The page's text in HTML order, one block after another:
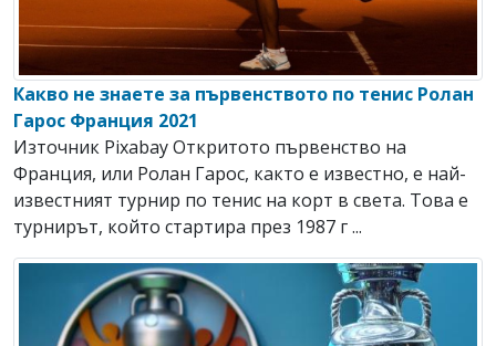
Какво не знаете за първенството по тенис Ролан
Гарос Франция 2021
Източник Pixabay Откритото първенство на
Франция, или Ролан Гарос, както е известно, е най-
известният турнир по тенис на корт в света. Това е
турнирът, който стартира през 1987 г ...